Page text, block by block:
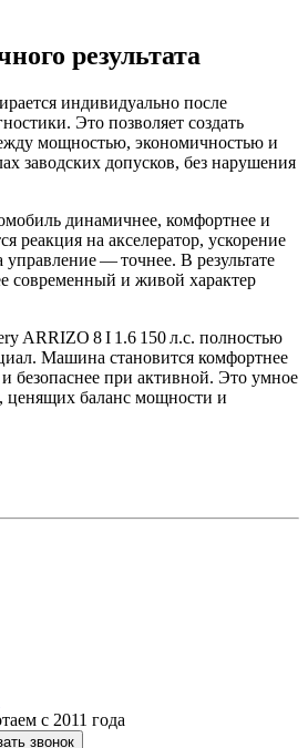
результата
индивидуально после
Это позволяет создать
мощностью, экономичностью и
заводских допусков, без нарушения
динамичнее, комфортнее и
реакция на акселератор, ускорение
управление — точнее. В результате
современный и живой характер
ARRIZO 8 I 1.6 150 л.с. полностью
Машина становится комфортнее
безопаснее при активной. Это умное
ценящих баланс мощности и
с 2011 года
звонок